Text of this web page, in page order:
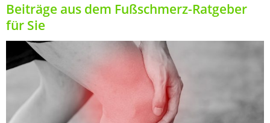
Beiträge aus dem Fußschmerz-Ratgeber
für Sie